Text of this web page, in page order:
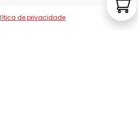
de privacidade